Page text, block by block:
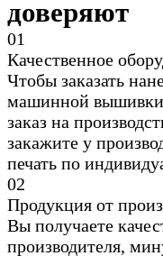
доверяют
01
Качественное
Чтобы заказать
машинной вышивки
заказ на
закажите у
печать по
02
Продукция от
Вы получаете
производителя,